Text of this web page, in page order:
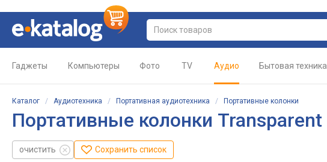
Гаджеты Компьютеры Фото TV Аудио Бытовая техника
Каталог / Аудиотехника / Портативная аудиотехника / Портативные колонки
Портативные колонки Transparent
очистить Сохранить список